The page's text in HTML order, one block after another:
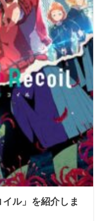
ル」を紹介しま